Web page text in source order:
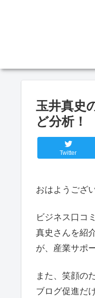
玉井真史
ど分析！
Twitter
おはようござ
ビジネス口コ
真史さんを紹
が、産業サポ
また、笑顔の
ブログ促進だ